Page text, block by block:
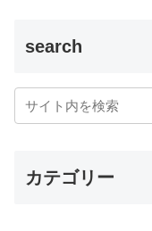
search
カテゴリー